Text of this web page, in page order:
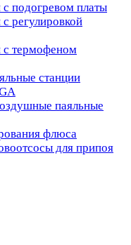
подогревом платы
регулировкой
с термофеном
станции
паяльные
флюса
для припоя